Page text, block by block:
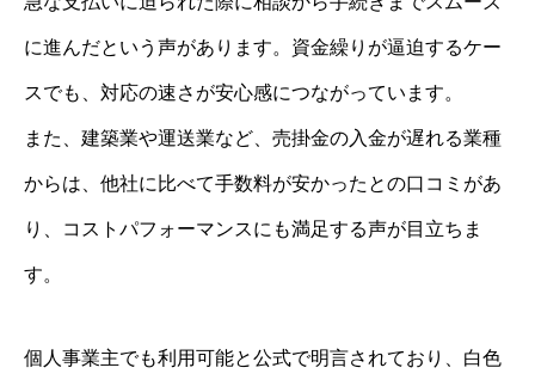
に進んだという声があります。資金繰りが逼迫するケー
スでも、対応の速さが安心感につながっています。
また、建築業や運送業など、売掛金の入金が遅れる業種
からは、他社に比べて手数料が安かったとの口コミがあ
り、コストパフォーマンスにも満足する声が目立ちま
す。
個人事業主でも利用可能と公式で明言されており、白色